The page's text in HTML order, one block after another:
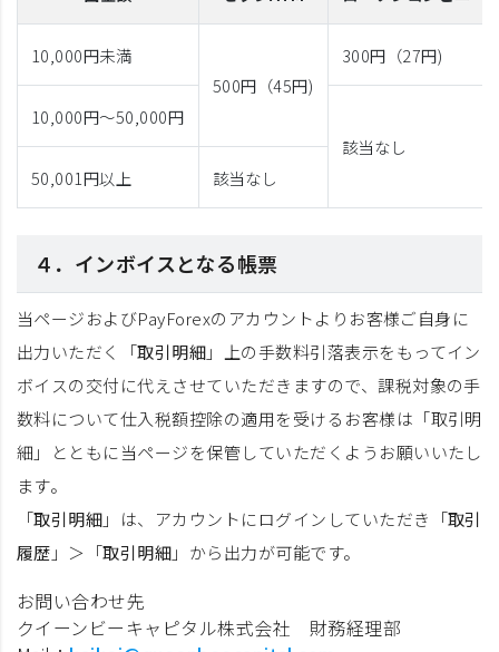
10,000円未満
500円（45円)
300円（27円)
10,000円～50,000円
該当なし
50,001円以上 該当なし
４．インボイスとなる帳票
当ページおよびPayForexのアカウントよりお客様ご自身に
出力いただく「取引明細」上の手数料引落表示をもってイン
ボイスの交付に代えさせていただきますので、課税対象の手
数料について仕入税額控除の適用を受けるお客様は「取引明
細」とともに当ページを保管していただくようお願いいたし
ます。
「取引明細」は、アカウントにログインしていただき「取引
履歴 」＞「取引明細」から出力が可能です。
お問い合わせ先
クイーンビーキャピタル株式会社 財務経理部